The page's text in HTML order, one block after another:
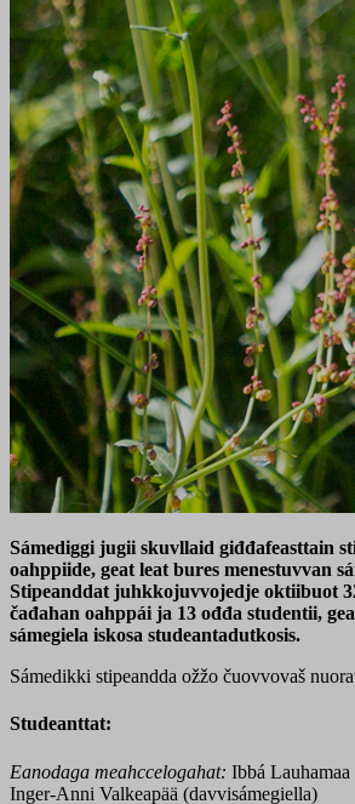
Sámediggi jugii skuvllaid giđđafeasttain
oahppiide, geat leat bures menestuvvan
Stipeanddat juhkkojuvvojedje oktiibuot
čađahan oahppái ja 13 ođđa studentii,
sámegiela iskosa studeantadutkosis.
Sámedikki stipeandda ožžo čuovvovaš
Studeanttat:
Eanodaga meahccelogahat: Ibbá
Inger-Anni Valkeapää (davvisámegiella)